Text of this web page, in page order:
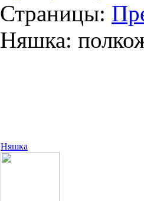
Страницы:
Няшка:
Няшка